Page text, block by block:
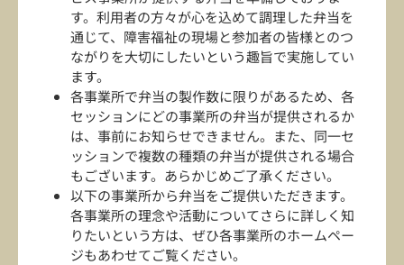
す。利用者の方々が心を込めて調理した弁当を
通じて、障害福祉の現場と参加者の皆様とのつ
ながりを大切にしたいという趣旨で実施してい
ます。
各事業所で弁当の製作数に限りがあるため、各
セッションにどの事業所の弁当が提供されるか
は、事前にお知らせできません。また、同一セ
ッションで複数の種類の弁当が提供される場合
もございます。あらかじめご了承ください。
以下の事業所から弁当をご提供いただきます。
各事業所の理念や活動についてさらに詳しく知
りたいという方は、ぜひ各事業所のホームペー
ジもあわせてご覧ください。